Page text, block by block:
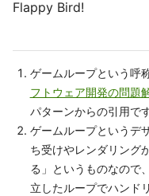
Flappy Bird!
ゲームループという呼
フトウェア開発の問題
パターンからの引用で
ゲームループというデ
ち受けやレンダリング
る」というものなので
立したループでハンド